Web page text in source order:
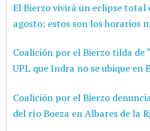
El Bierzo vivirá un eclipse total
agosto: estos son los horarios
Coalición por el Bierzo tilda de
UPL que Indra no se ubique en
Coalición por el Bierzo
del río Boeza en Albares de la